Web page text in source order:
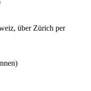
über Zürich per